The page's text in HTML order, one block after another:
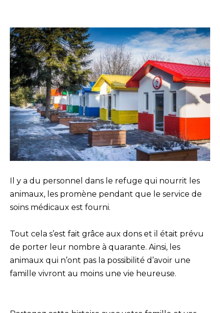
Il y a du personnel dans le refuge qui nourrit les
animaux, les promène pendant que le service de
soins médicaux est fourni.
Tout cela s’est fait grâce aux dons et il était prévu
de porter leur nombre à quarante. Ainsi, les
animaux qui n’ont pas la possibilité d’avoir une
famille vivront au moins une vie heureuse.